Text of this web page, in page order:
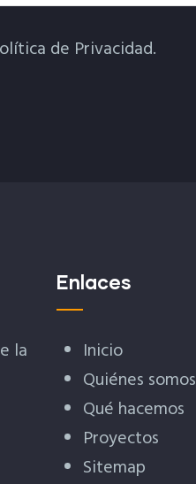
de Privacidad.
la
Enlaces
Inicio
Quiénes somos
Qué hacemos
Proyectos
Sitemap